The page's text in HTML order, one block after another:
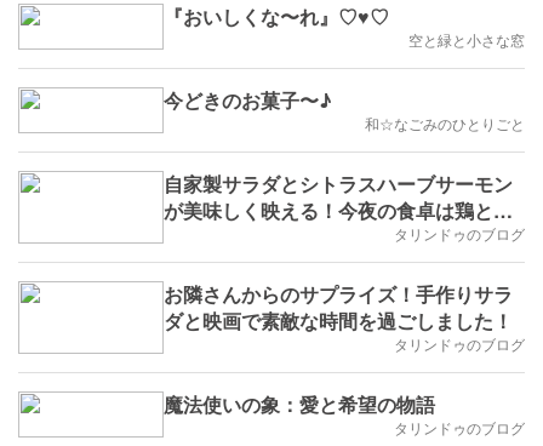
『おいしくな〜れ』♡♥♡
空と緑と小さな窓
今どきのお菓子〜♪
和☆なごみのひとりごと
自家製サラダとシトラスハーブサーモン
が美味しく映える！今夜の食卓は鶏とダ
ンプリングスープでホッと一息タリンドゥのブログ
お隣さんからのサプライズ！手作りサラ
ダと映画で素敵な時間を過ごしました！
タリンドゥのブログ
魔法使いの象：愛と希望の物語
タリンドゥのブログ